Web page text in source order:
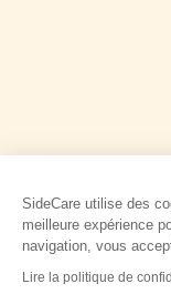
© 2026
SideCare utilise des
meilleure expérience
navigation, vous
Lire la politique de